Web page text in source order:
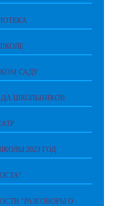
САДУ
ШКОЛЬНИКОВ
2023 ГОД
"РАЗГОВОРЫ О